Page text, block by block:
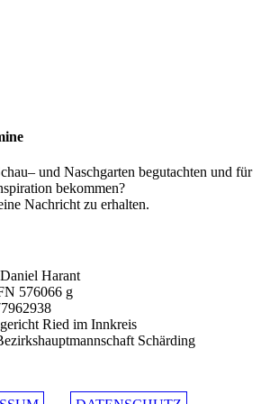
und Naschgarten begutachten und für
bekommen?
Nachricht zu erhalten.
Harant
576066 g
Ried im Innkreis
Schärding